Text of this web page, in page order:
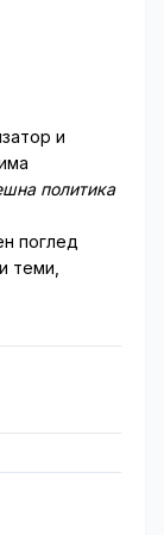
и
политика
поглед
теми,